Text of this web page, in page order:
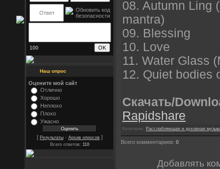
100
Наш опрос
Оцените мой сайт
Отлично
Хорошо
Неплохо
Плохо
Ужасно
[ Результаты · Архив опросов ]
Всего ответов: 110
08. Autumn Ling
mantra)
09. Blessing
10. Love
11. Water Glass
12. Quiet bodies
Скачать/
Rapidshare
Категория: Расслабляющая и духовная
Всего комментариев: 0
Добавлять